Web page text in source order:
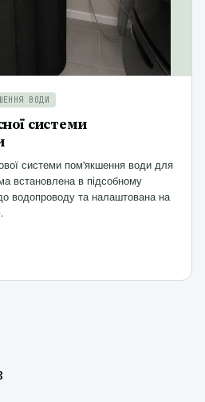
ВОДИ
системи
системи пом'якшення води для
встановлена в підсобному
водопроводу та налаштована на